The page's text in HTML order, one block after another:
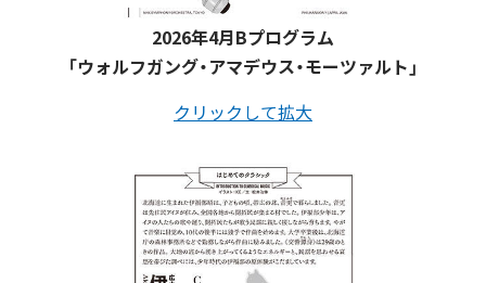
2026年4月Bプログラム
「ウォルフガング・アマデウス・モーツァルト」
クリックして拡大